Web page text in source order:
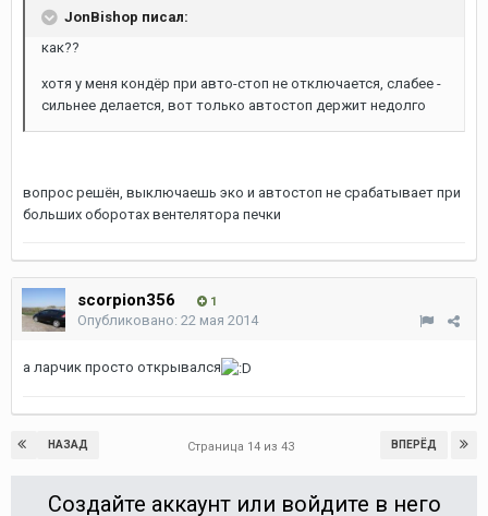
JonBishop писал:
как??
хотя у меня кондёр при авто-стоп не отключается, слабее -
сильнее делается, вот только автостоп держит недолго
вопрос решён, выключаешь эко и автостоп не срабатывает при
больших оборотах вентелятора печки
scorpion356 1
Опубликовано: 22 мая 2014
а ларчик просто открывался
НАЗАД ВПЕРЁД
Страница 14 из 43
Создайте аккаунт или войдите в него